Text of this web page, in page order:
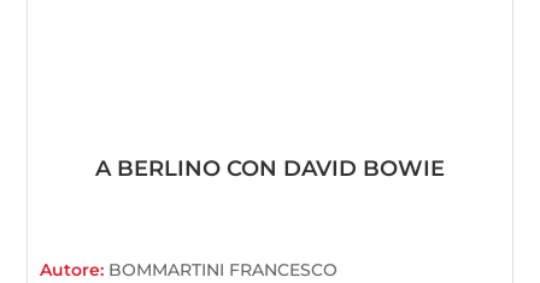
A BERLINO CON DAVID BOWIE
Autore: BOMMARTINI FRANCESCO